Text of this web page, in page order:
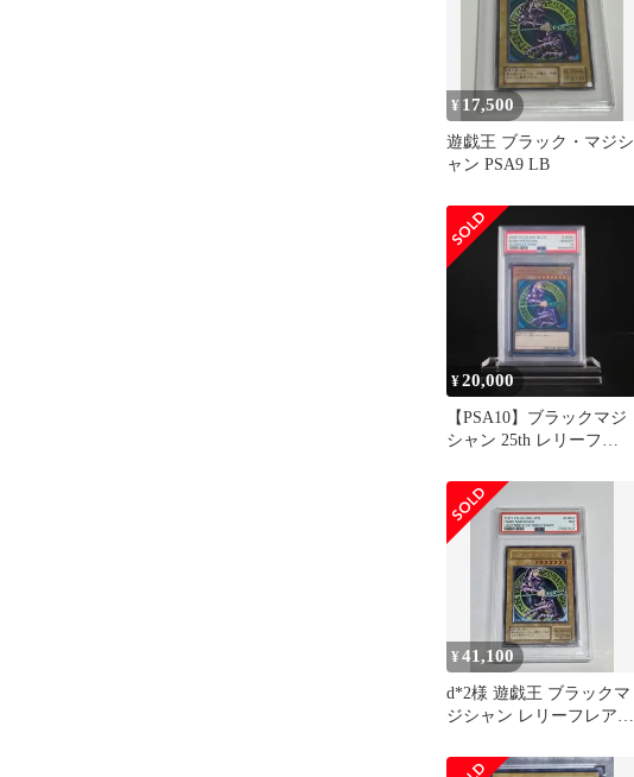
¥ 17,500
遊戯王 ブラック・マジシ
ャン PSA9 LB
¥20,000
【PSA10】ブラックマジ
シャン 25th レリーフ
¥41,100
d*2様 遊戯王 ブラックマ
ジシャン レリーフレア